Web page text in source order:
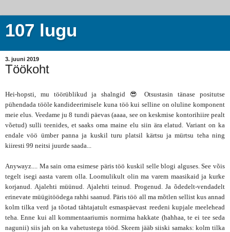
107 lugu
3. juuni 2019
Töökoht
Hei-hopsti, mu töörüblikud ja shalngid 😎 Otsustasin tänase positutse
pühendada tööle kandideerimisele kuna töö kui selline on oluline komponent
meie elus. Veedame ju 8 tundi päevas (aaaa, see on keskmise kontorihiire pealt
võetud) sulli teenides, et saaks oma maine elu siin ära elatud. Variant on ka
endale vöö ümber panna ja kuskil turu platsil kärtsu ja mürtsu teha ning
kiiresti 99 neitsi juurde saada...
Anywayz.... Ma sain oma esimese päris töö kuskil selle blogi alguses. See võis
tegelt isegi aasta varem olla. Loomulikult olin ma varem maasikaid ja kurke
korjanud. Ajalehti müünud. Ajalehti teinud. Progenud. Ja õdedelt-vendadelt
erinevate müügitöödega rahhi saanud. Päris töö all ma mõtlen sellist kus annad
kolm tilka verd ja tõotad tähtajatult esmaspäevast reedeni kupjale meelehead
teha. Enne kui all kommentaariumis normima hakkate (hahhaa, te ei tee seda
nagunii) siis jah on ka vahetustega tööd. Skeem jääb siiski samaks: kolm tilka